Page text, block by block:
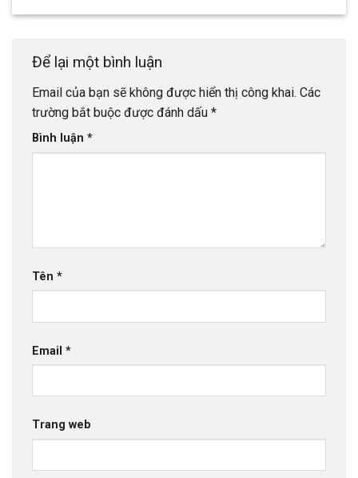
Để lại một bình luận
Email của bạn sẽ không được hiển thị công khai. Các
trường bắt buộc được đánh dấu *
Bình luận *
Tên *
Email *
Trang web